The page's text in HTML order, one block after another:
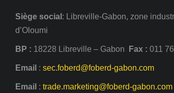
Siège social : Libreville-Gabon, zone
d’Oloumi
BP : 18228 Libreville – Gabon Fax : 011
Email : sec.foberd@foberd-gabon.com
Email : trade.marketing@foberd-gabon.com